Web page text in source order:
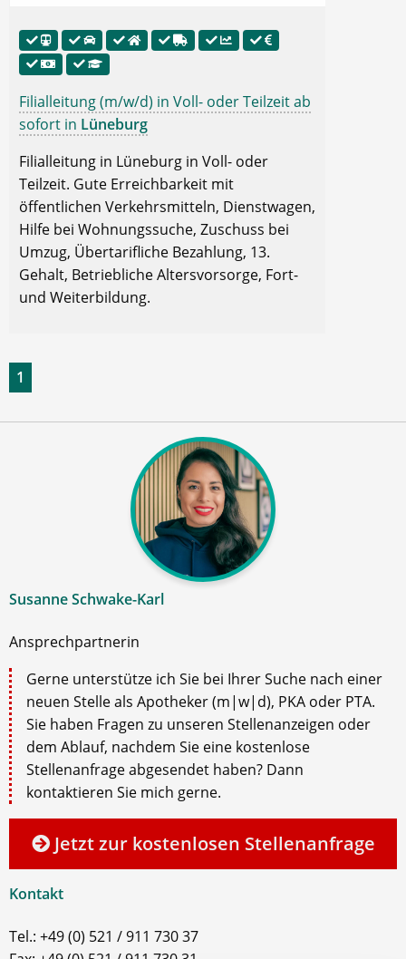
Filialleitung (m/w/d) in Voll- oder Teilzeit ab
sofort in Lüneburg
Filialleitung in Lüneburg in Voll- oder
Teilzeit. Gute Erreichbarkeit mit
öffentlichen Verkehrsmitteln, Dienstwagen,
Hilfe bei Wohnungssuche, Zuschuss bei
Umzug, Übertarifliche Bezahlung, 13.
Gehalt, Betriebliche Altersvorsorge, Fort-
und Weiterbildung.
1
Susanne Schwake-Karl
Ansprechpartnerin
Gerne unterstütze ich Sie bei Ihrer Suche nach einer
neuen Stelle als Apotheker (m|w|d), PKA oder PTA.
Sie haben Fragen zu unseren Stellenanzeigen oder
dem Ablauf, nachdem Sie eine kostenlose
Stellenanfrage abgesendet haben? Dann
kontaktieren Sie mich gerne.
Jetzt zur kostenlosen Stellenanfrage
Kontakt
Tel.: +49 (0) 521 / 911 730 37